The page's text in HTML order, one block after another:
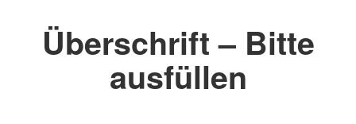
Überschrift – Bitte
ausfüllen